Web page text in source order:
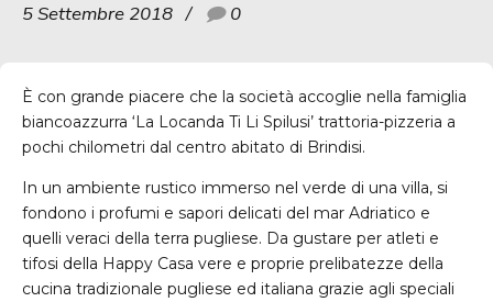
5 Settembre 2018 0
È con grande piacere che la società accoglie nella famiglia
biancoazzurra ‘La Locanda Ti Li Spilusi’ trattoria-pizzeria a
pochi chilometri dal centro abitato di Brindisi.
In un ambiente rustico immerso nel verde di una villa, si
fondono i profumi e sapori delicati del mar Adriatico e
quelli veraci della terra pugliese. Da gustare per atleti e
tifosi della Happy Casa vere e proprie prelibatezze della
cucina tradizionale pugliese ed italiana grazie agli speciali